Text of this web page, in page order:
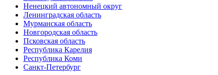
Ненецкий автономный округ
Ленинградская область
Мурманская область
Новгородская область
Псковская область
Республика Карелия
Республика Коми
Санкт-Петербург